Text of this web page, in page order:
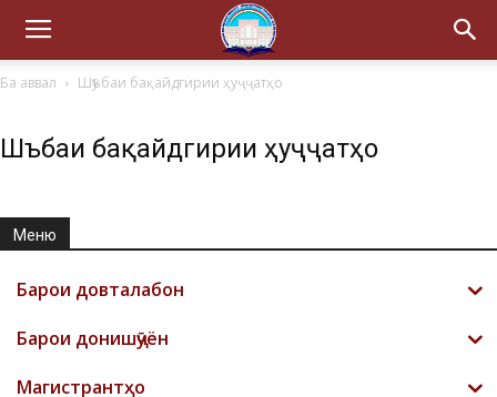
Ба аввал Шӯъбаи бақайдгирии ҳуҷҷатҳо
Шӯъбаи бақайдгирии ҳуҷҷатҳо
Меню
Барои довталабон
Барои донишҷӯён
Магистрантҳо